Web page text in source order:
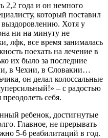
2,2 года и он немного
который поставил
Хотя у
ни на минуту не
лфк, все время занималась
поехать на лечение в
их было за последние
в Чехии, в Словакии…
он делал колоссальные
– с радостью
себя.
ребенок, достигнутые
Главное, не прерывать
5-6 реабилитаций в год.